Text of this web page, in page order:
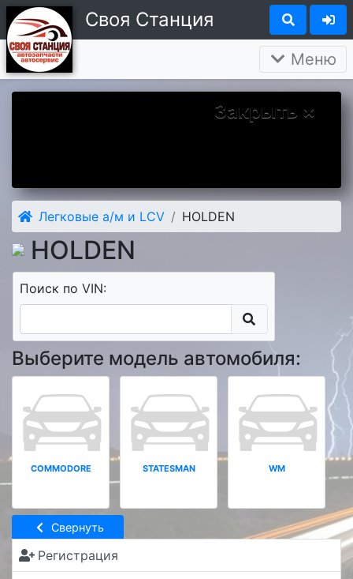
Своя Станция
Меню
Закрыть ×
Вы у нас впервые? Надеемся Вам
Свернуть
Регистрация
Легковые а/м и LCV HOLDEN
HOLDEN
Поиск по VIN:
Выберите модель автомобиля:
COMMODORE STATESMAN WM